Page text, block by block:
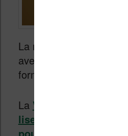
La marque française
avec la sortie d’une
format destinée à la
La Vivlio InkPad
liseuse avec un grand